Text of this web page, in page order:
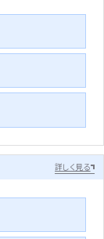
詳しく見る